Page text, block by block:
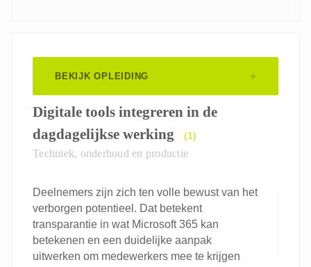
BEKIJK OPLEIDING
Digitale tools integreren in de
dagdagelijkse werking
(1)
Techniek, onderhoud en productie
Deelnemers zijn zich ten volle bewust van het
verborgen potentieel. Dat betekent
transparantie in wat Microsoft 365 kan
betekenen en een duidelijke aanpak
uitwerken om medewerkers mee te krijgen